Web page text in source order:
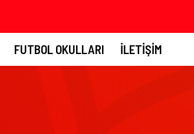
FUTBOL OKULLARI İLETIŞIM